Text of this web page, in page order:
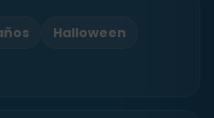
Halloween